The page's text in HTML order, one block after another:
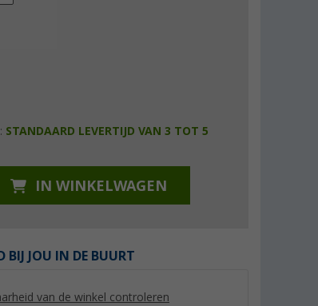
STANDAARD LEVERTIJD VAN 3 TOT 5
IN WINKELWAGEN
BIJ JOU IN DE BUURT
van de winkel controleren